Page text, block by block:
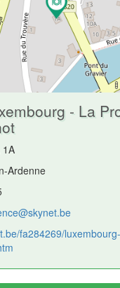
- La
1A
Ardenne
fa284269/luxembourg-